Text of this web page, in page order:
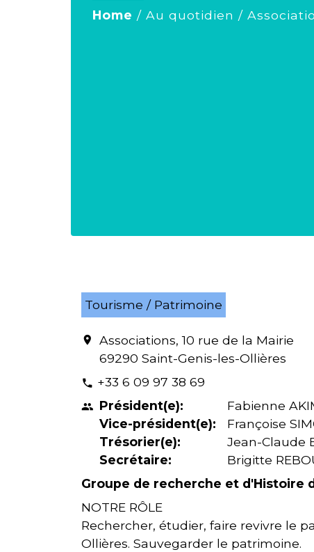
Home / Au quotidien /
Tourisme / Patrimoine
location_on
Associations, 10 rue de la Mairie
69290 Saint-Genis-les-Ollières
phone +33 6 09 97 38 69
people Président(e):
Vice-président(e):
Trésorier(e):
Secrétaire:
Fabienne
Françoise
Jean-Claude
Brigitte
Groupe de recherche et d'Histoire
NOTRE RÔLE
Rechercher, étudier, faire revivre le
Ollières. Sauvegarder le patrimoine.